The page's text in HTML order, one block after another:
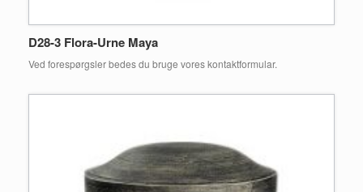
D28-3 Flora-Urne Maya
Ved forespørgsler bedes du bruge vores kontaktformular.